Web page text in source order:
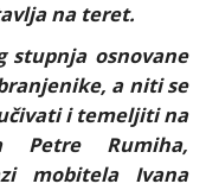
na teret.
stupnja osnovane
a niti se
i temeljiti na
Petre Rumiha,
mobitela Ivana